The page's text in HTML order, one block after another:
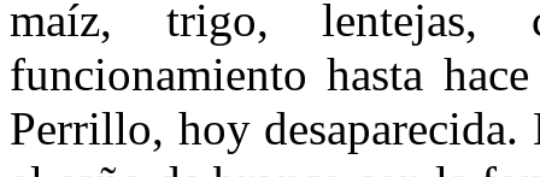
maíz, trigo, lentejas,
funcionamiento hasta
Perrillo, hoy